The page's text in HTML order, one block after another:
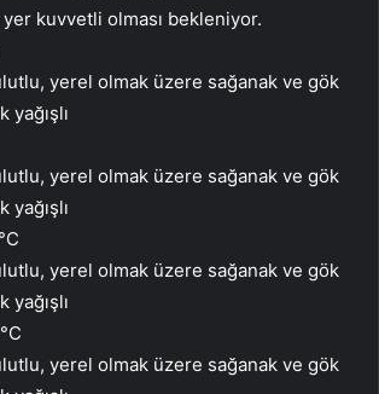
kuvvetli olması bekleniyor.
yerel olmak üzere sağanak ve gök
yağışlı
yerel olmak üzere sağanak ve gök
yağışlı
yerel olmak üzere sağanak ve gök
yağışlı
yerel olmak üzere sağanak ve gök